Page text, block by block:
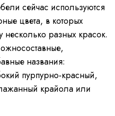
сейчас используются
цвета, в которых
несколько разных красок.
названия:
пурпурно-красный,
крайола или